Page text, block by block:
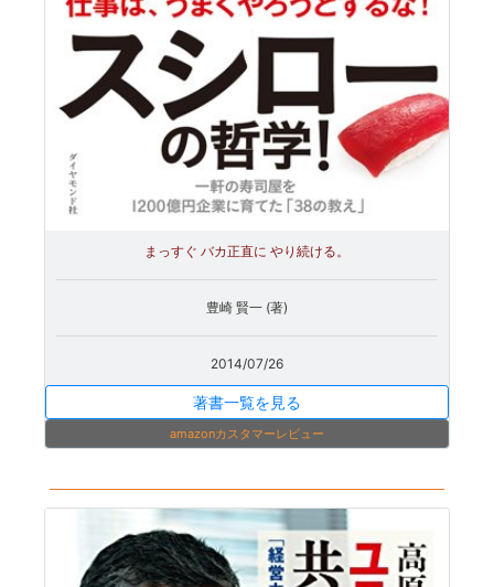
まっすぐ バカ正直に やり続ける。
豊崎 賢一 (著)
2014/07/26
著書一覧を見る
amazonカスタマーレビュー